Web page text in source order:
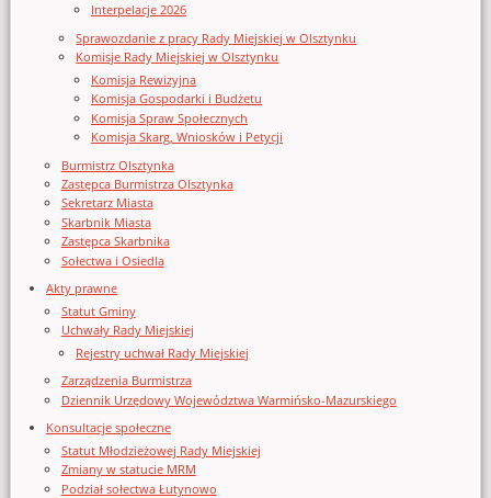
Interpelacje 2026
Sprawozdanie z pracy Rady Miejskiej w Olsztynku
Komisje Rady Miejskiej w Olsztynku
Komisja Rewizyjna
Komisja Gospodarki i Budżetu
Komisja Spraw Społecznych
Komisja Skarg, Wniosków i Petycji
Burmistrz Olsztynka
Zastępca Burmistrza Olsztynka
Sekretarz Miasta
Skarbnik Miasta
Zastępca Skarbnika
Sołectwa i Osiedla
Akty prawne
Statut Gminy
Uchwały Rady Miejskiej
Rejestry uchwał Rady Miejskiej
Zarządzenia Burmistrza
Dziennik Urzędowy Województwa Warmińsko-Mazurskiego
Konsultacje społeczne
Statut Młodzieżowej Rady Miejskiej
Zmiany w statucie MRM
Podział sołectwa Łutynowo